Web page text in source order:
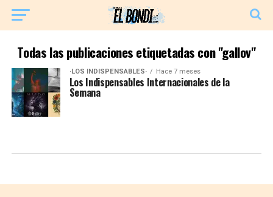
Todas las publicaciones etiquetadas con "gallov"
·LOS INDISPENSABLES· Hace 7 meses
Los Indispensables Internacionales de la
Semana